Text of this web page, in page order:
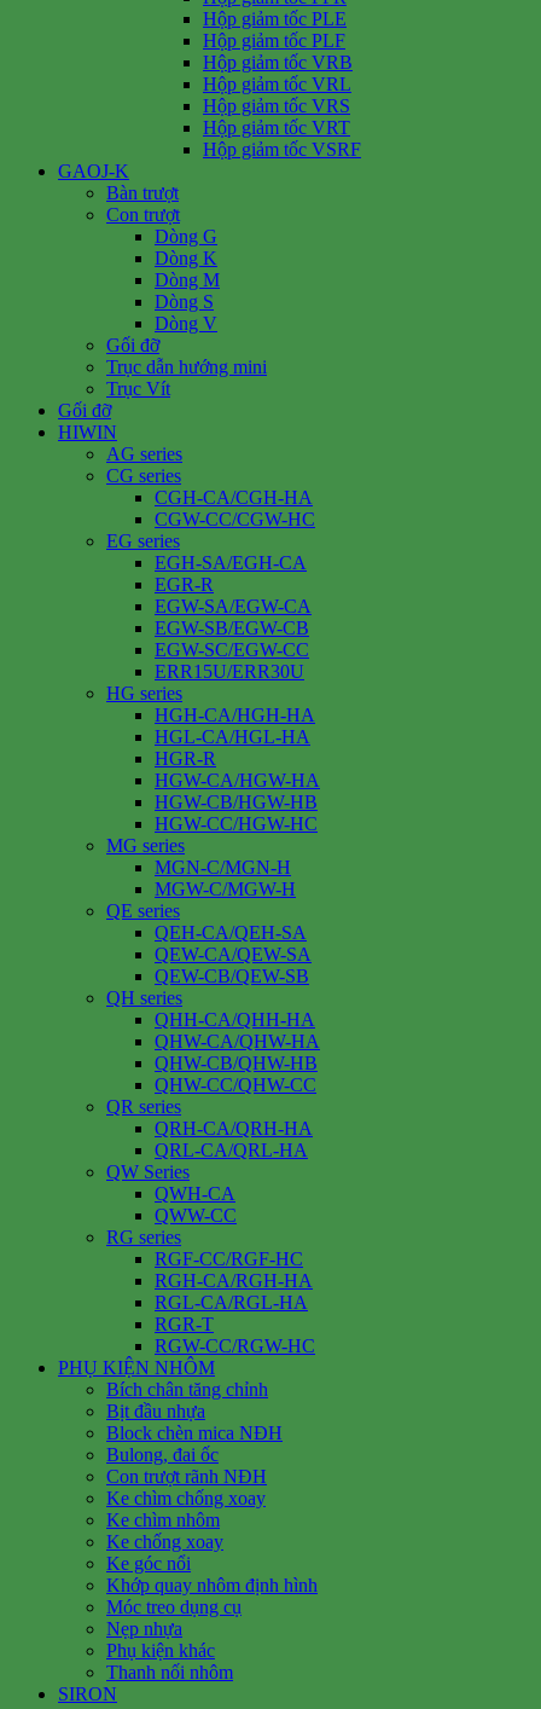
Hộp giảm tốc PLE
Hộp giảm tốc PLF
Hộp giảm tốc VRB
Hộp giảm tốc VRL
Hộp giảm tốc VRS
Hộp giảm tốc VRT
Hộp giảm tốc VSRF
GAOJ-K
Bàn trượt
Con trượt
Dòng G
Dòng K
Dòng M
Dòng S
Dòng V
Gối đỡ
Trục dẫn hướng mini
Trục Vít
Gối đỡ
HIWIN
AG series
CG series
CGH-CA/CGH-HA
CGW-CC/CGW-HC
EG series
EGH-SA/EGH-CA
EGR-R
EGW-SA/EGW-CA
EGW-SB/EGW-CB
EGW-SC/EGW-CC
ERR15U/ERR30U
HG series
HGH-CA/HGH-HA
HGL-CA/HGL-HA
HGR-R
HGW-CA/HGW-HA
HGW-CB/HGW-HB
HGW-CC/HGW-HC
MG series
MGN-C/MGN-H
MGW-C/MGW-H
QE series
QEH-CA/QEH-SA
QEW-CA/QEW-SA
QEW-CB/QEW-SB
QH series
QHH-CA/QHH-HA
QHW-CA/QHW-HA
QHW-CB/QHW-HB
QHW-CC/QHW-CC
QR series
QRH-CA/QRH-HA
QRL-CA/QRL-HA
QW Series
QWH-CA
QWW-CC
RG series
RGF-CC/RGF-HC
RGH-CA/RGH-HA
RGL-CA/RGL-HA
RGR-T
RGW-CC/RGW-HC
PHỤ KIỆN NHÔM
Bích chân tăng chỉnh
Bịt đầu nhựa
Block chèn mica NĐH
Bulong, đai ốc
Con trượt rãnh NĐH
Ke chìm chống xoay
Ke chìm nhôm
Ke chống xoay
Ke góc nổi
Khớp quay nhôm định hình
Móc treo dụng cụ
Nẹp nhựa
Phụ kiện khác
Thanh nối nhôm
SIRON